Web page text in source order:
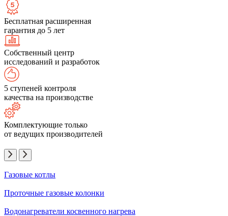
Бесплатная расширенная
гарантия до 5 лет
Собственный центр
исследований и разработок
5 ступеней контроля
качества на производстве
Комплектующие только
от ведущих производителей
Газовые котлы
Проточные газовые колонки
Водонагреватели косвенного нагрева